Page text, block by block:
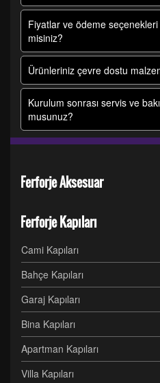
Fiyatlar ve ödeme
misiniz?
Ürünleriniz çevre dostu
Kurulum sonrası servis ve
musunuz?
Ferforje Aksesuar
Ferforje Kapıları
Cami Kapıları
Bahçe Kapıları
Garaj Kapıları
Bina Kapıları
Apartman Kapıları
Villa Kapıları